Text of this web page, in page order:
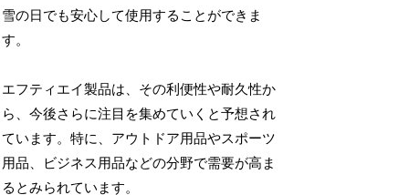
雪の日でも安心して使用することができま
す。
エフティエイ製品は、その利便性や耐久性か
ら、今後さらに注目を集めていくと予想され
ています。特に、アウトドア用品やスポーツ
用品、ビジネス用品などの分野で需要が高ま
るとみられています。